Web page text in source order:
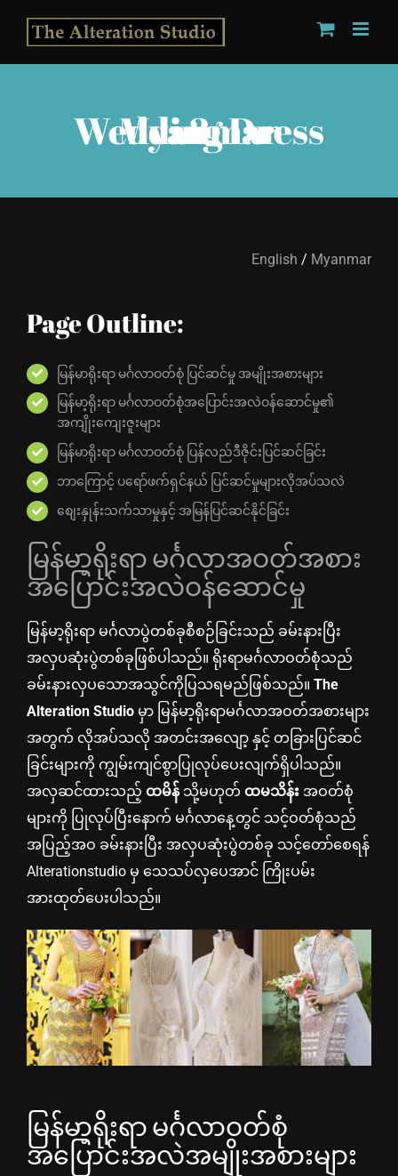
content
Myanmar Wedding Dress 2
English / Myanmar
Page Outline:
မြန်မာရိုးရာ မင်္ဂလာဝတ်စုံ ပြင်ဆင်မှု အမျိုးအစားများ
မြန်မာ့ရိုးရာ မင်္ဂလာဝတ်စုံအပြောင်းအလဲဝန်ဆောင်မှု၏
အကျိုးကျေးဇူးများ
မြန်မာရိုးရာ မင်္ဂလာဝတ်စုံ ပြန်လည်ဒီဇိုင်းပြင်ဆင်ခြင်း
ဘာကြောင့် ပရော်ဖက်ရှင်နယ် ပြင်ဆင်မှုများလိုအပ်သလဲ
စျေးနှုန်းသက်သာမှုနှင့် အမြန်ပြင်ဆင်နိုင်ခြင်း
မြန်မာ့ရိုးရာ မင်္ဂလာအဝတ်အစား
အပြောင်းအလဲဝန်ဆောင်မှု
မြန်မာ့ရိုးရာ မင်္ဂလာပွဲတစ်ခုစီစဉ်ခြင်းသည် ခမ်းနားပြီး
အလှပဆုံးပွဲတစ်ခုဖြစ်ပါသည်။ ရိုးရာမင်္ဂလာဝတ်စုံသည်
ခမ်းနားလှပသောအသွင်ကိုပြသရမည်ဖြစ်သည်။ The
Alteration Studioမှာ မြန်မာ့ရိုးရာမင်္ဂလာအဝတ်အစားများ
အတွက် လိုအပ်သလို အတင်းအလျော့ နှင့် တခြားပြင်ဆင်
ခြင်းများကို ကျွမ်းကျင်စွာပြုလုပ်ပေးလျက်ရှိပါသည်။
အလှဆင်ထားသည့် ထမိန်သို့မဟုတ် ထမသိန်း အဝတ်စုံ
များကို ပြုလုပ်ပြီးနောက် မင်္ဂလာနေ့တွင် သင့်ဝတ်စုံသည်
အပြည့်အဝ ခမ်းနားပြီး အလှပဆုံးပွဲတစ်ခု သင့်တော်စေရန်
Alterationstudio မှ သေသပ်လှပေအာင် ကြိုးပမ်း
အားထုတ်ပေးပါသည်။
မြန်မာ့ရိုးရာ မင်္ဂလာဝတ်စုံ
အပြောင်းအလဲအမျိုးအစားများ